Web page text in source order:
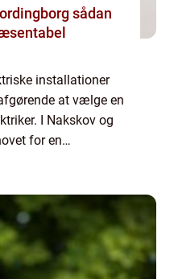
sådan
installationer
at vælge en
I Nakskov og
for en